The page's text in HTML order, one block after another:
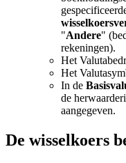
"Andere"
rekeningen).
Het
Het
In de
de
aangegeven.
De wisselkoers